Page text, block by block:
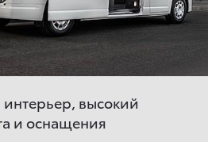
высокий
и оснащения